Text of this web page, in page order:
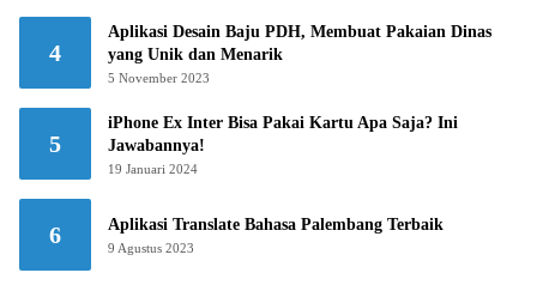
4
Aplikasi Desain Baju PDH, Membuat Pakaian Dinas
yang Unik dan Menarik
5 November 2023
5
iPhone Ex Inter Bisa Pakai Kartu Apa Saja? Ini
Jawabannya!
19 Januari 2024
6 Aplikasi Translate Bahasa Palembang Terbaik
9 Agustus 2023